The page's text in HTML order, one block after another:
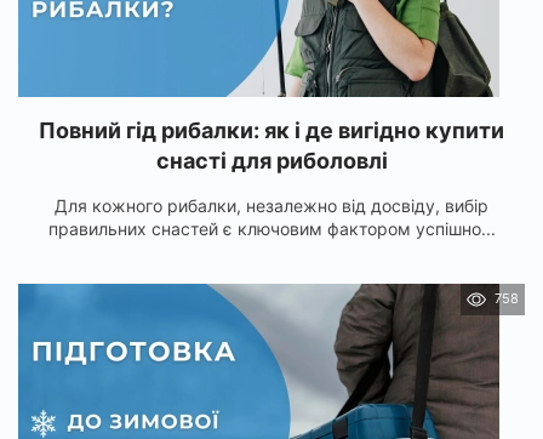
Повний гід рибалки: як і де вигідно купити
снасті для риболовлі
Для кожного рибалки, незалежно від досвіду, вибір
правильних снастей є ключовим фактором успішно...
758